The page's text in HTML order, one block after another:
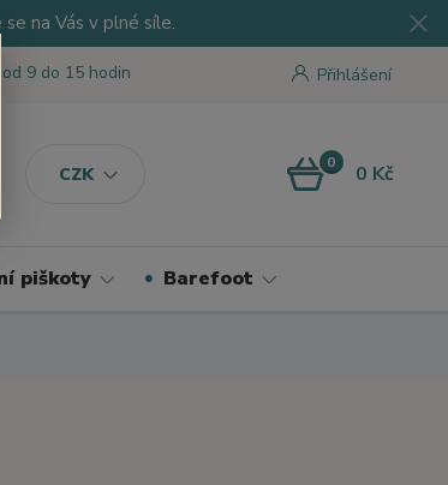
na Vás v plné síle.
CZK
Přihlášení
od 9 do 15 hodin
0 0 Kč
piškoty Barefoot